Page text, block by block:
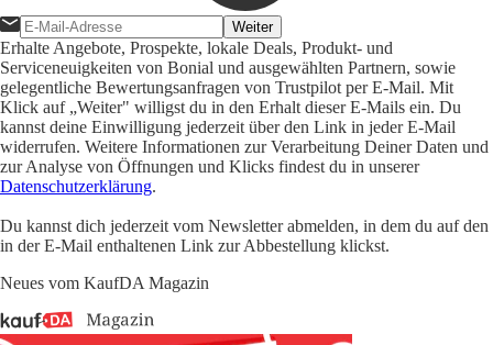
Weiter
Erhalte Angebote, Prospekte, lokale Deals, Produkt- und
Serviceneuigkeiten von Bonial und ausgewählten Partnern, sowie
gelegentliche Bewertungsanfragen von Trustpilot per E-Mail. Mit
Klick auf „Weiter" willigst du in den Erhalt dieser E-Mails ein. Du
kannst deine Einwilligung jederzeit über den Link in jeder E-Mail
widerrufen. Weitere Informationen zur Verarbeitung Deiner Daten und
zur Analyse von Öffnungen und Klicks findest du in unserer
Datenschutzerklärung.
Du kannst dich jederzeit vom Newsletter abmelden, in dem du auf den
in der E-Mail enthaltenen Link zur Abbestellung klickst.
Neues vom KaufDA Magazin